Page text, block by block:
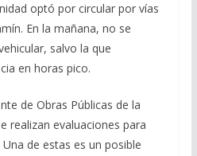
optó por circular por vías
En la mañana, no se
salvo la que
en horas pico.
de Obras Públicas de la
realizan evaluaciones para
de estas es un posible